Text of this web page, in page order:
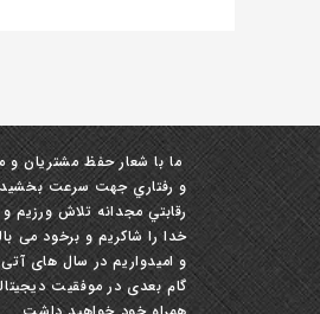
ما با شعار حفظ مشتريان و
و رفتاري جهت سرعت
رقابتي مجدانه تلاش ورزيم
خدا را شاکریم و برخود می
و امیدواریم در سال های آتی
گام بعدی در موفقیت